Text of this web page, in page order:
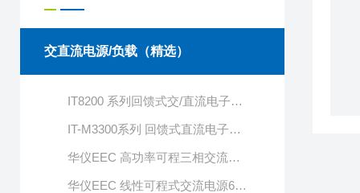
交直流电源/负载（精选）
IT8200 系列回馈式交/直流电子负载
IT-M3300系列 回馈式直流电子负载
华仪EEC 高功率可程三相交流电源6300系列
华仪EEC 线性可程式交流电源6750